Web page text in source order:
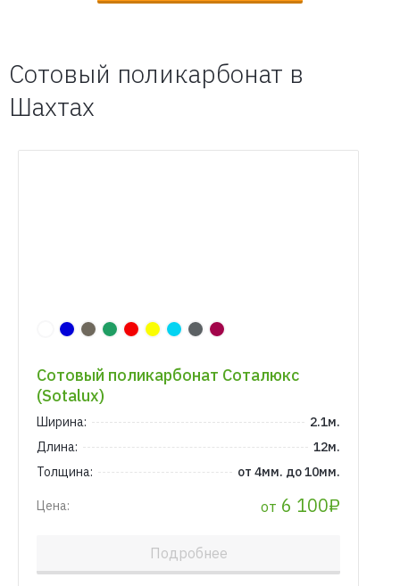
Сотовый поликарбонат в
Шахтах
Сотовый поликарбонат Соталюкс
(Sotalux)
Ширина:
2.1м.
Длина:
12м.
Толщина:
от 4мм. до 10мм.
Цена: от 6 100₽
Подробнее